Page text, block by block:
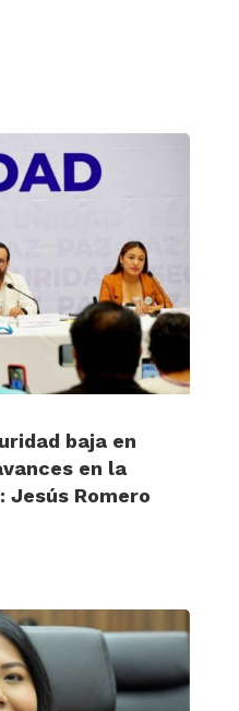
baja en
en la
Jesús Romero